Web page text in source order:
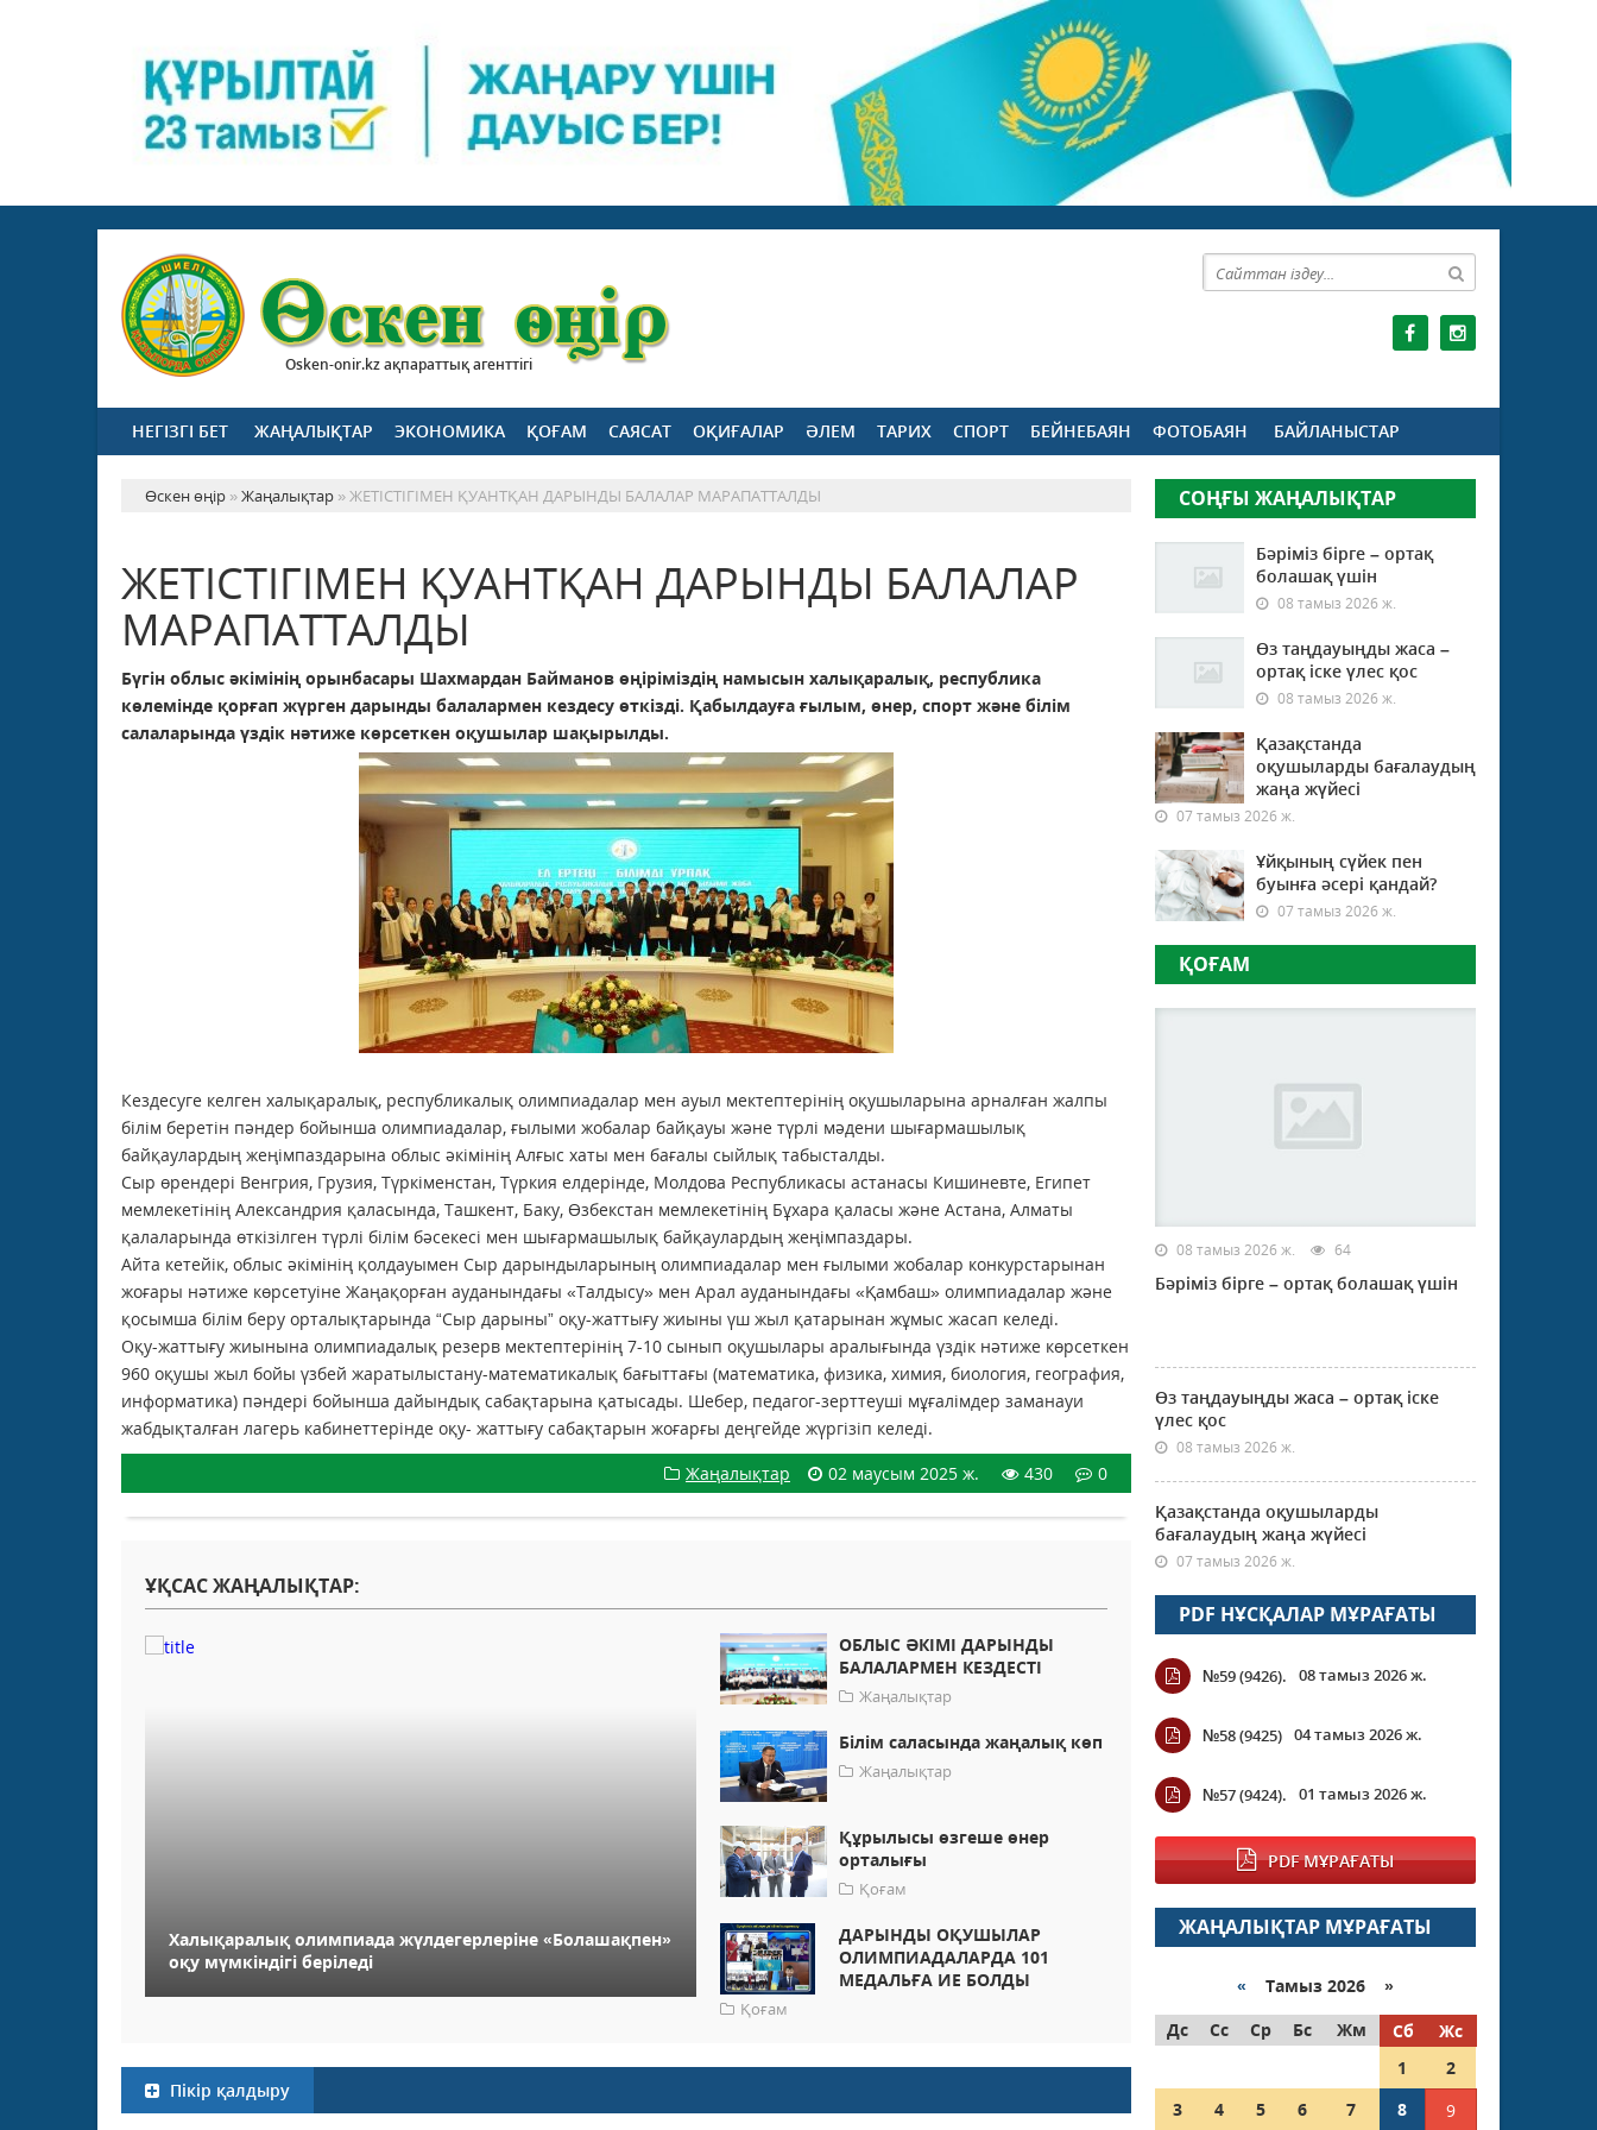
Osken-onir.kz ақпараттық агенттігі
НЕГІЗГІ БЕТ ЖАҢАЛЫҚТАР ЭКОНОМИКА ҚОҒАМ САЯСАТ ОҚИҒАЛАР ӘЛЕМ ТАРИХ СПОРТ БЕЙНЕБАЯН ФОТОБАЯН БАЙЛАНЫСТАР
Өскен өңір »Жаңалықтар » ЖЕТІСТІГІМЕН ҚУАНТҚАН ДАРЫНДЫ БАЛАЛАР МАРАПАТТАЛДЫ
ЖЕТІСТІГІМЕН ҚУАНТҚАН ДАРЫНДЫ БАЛАЛАР
МАРАПАТТАЛДЫ
Бүгін облыс әкімінің орынбасары Шахмардан Байманов өңіріміздің намысын халықаралық, республика
көлемінде қорғап жүрген дарынды балалармен кездесу өткізді. Қабылдауға ғылым, өнер, спорт және білім
салаларында үздік нәтиже көрсеткен оқушылар шақырылды.
Кездесуге келген халықаралық, республикалық олимпиадалар мен ауыл мектептерінің оқушыларына арналған жалпы
білім беретін пәндер бойынша олимпиадалар, ғылыми жобалар байқауы және түрлі мәдени шығармашылық
байқаулардың жеңімпаздарына облыс әкімінің Алғыс хаты мен бағалы сыйлық табысталды.
Сыр өрендері Венгрия, Грузия, Түркіменстан, Түркия елдерінде, Молдова Республикасы астанасы Кишиневте, Египет
мемлекетінің Александрия қаласында, Ташкент, Баку, Өзбекстан мемлекетінің Бұхара қаласы және Астана, Алматы
қалаларында өткізілген түрлі білім бәсекесі мен шығармашылық байқаулардың жеңімпаздары.
Айта кетейік, облыс әкімінің қолдауымен Сыр дарындыларының олимпиадалар мен ғылыми жобалар конкурстарынан
жоғары нәтиже көрсетуіне Жаңақорған ауданындағы «Талдысу» мен Арал ауданындағы «Қамбаш» олимпиадалар және
қосымша білім беру орталықтарында “Сыр дарыны” оқу-жаттығу жиыны үш жыл қатарынан жұмыс жасап келеді.
Оқу-жаттығу жиынына олимпиадалық резерв мектептерінің 7-10 сынып оқушылары аралығында үздік нәтиже көрсеткен
960 оқушы жыл бойы үзбей жаратылыстану-математикалық бағыттағы (математика, физика, химия, биология, география,
информатика) пәндері бойынша дайындық сабақтарына қатысады. Шебер, педагог-зерттеуші мұғалімдер заманауи
жабдықталған лагерь кабинеттерінде оқу- жаттығу сабақтарын жоғарғы деңгейде жүргізіп келеді.
Жаңалықтар
02 маусым 2025 ж. 430 0
ҰҚСАС ЖАҢАЛЫҚТАР:
Халықаралық олимпиада жүлдегерлеріне «Болашақпен»
оқу мүмкіндігі беріледі
ОБЛЫС ӘКІМІ ДАРЫНДЫ
БАЛАЛАРМЕН КЕЗДЕСТІ
Жаңалықтар
Білім саласында жаңалық көп
Жаңалықтар
Құрылысы өзгеше өнер
орталығы
Қоғам
ДАРЫНДЫ ОҚУШЫЛАР
ОЛИМПИАДАЛАРДА 101
МЕДАЛЬҒА ИЕ БОЛДЫ
Қоғам
Пікір қалдыру
СОҢҒЫ ЖАҢАЛЫҚТАР
Бәріміз бірге – ортақ
болашақ үшін
08 тамыз 2026 ж.
Өз таңдауыңды жаса –
ортақ іске үлес қос
08 тамыз 2026 ж.
Қазақстанда
оқушыларды бағалаудың
жаңа жүйесі
07 тамыз 2026 ж.
Ұйқының сүйек пен
буынға әсері қандай?
07 тамыз 2026 ж.
ҚОҒАМ
08 тамыз 2026 ж. 64
Бәріміз бірге – ортақ болашақ үшін
Өз таңдауыңды жаса – ортақ іске
үлес қос
08 тамыз 2026 ж.
Қазақстанда оқушыларды
бағалаудың жаңа жүйесі
07 тамыз 2026 ж.
PDF НҰСҚАЛАР МҰРАҒАТЫ
№59 (9426). 08 тамыз 2026 ж.
№58 (9425) 04 тамыз 2026 ж.
№57 (9424). 01 тамыз 2026 ж.
PDF МҰРАҒАТЫ
ЖАҢАЛЫҚТАР МҰРАҒАТЫ
« Тамыз 2026 »
Дс
Сс Ср Бс Жм Сб
Жс
1
2
3
4 5 6 7 8 9